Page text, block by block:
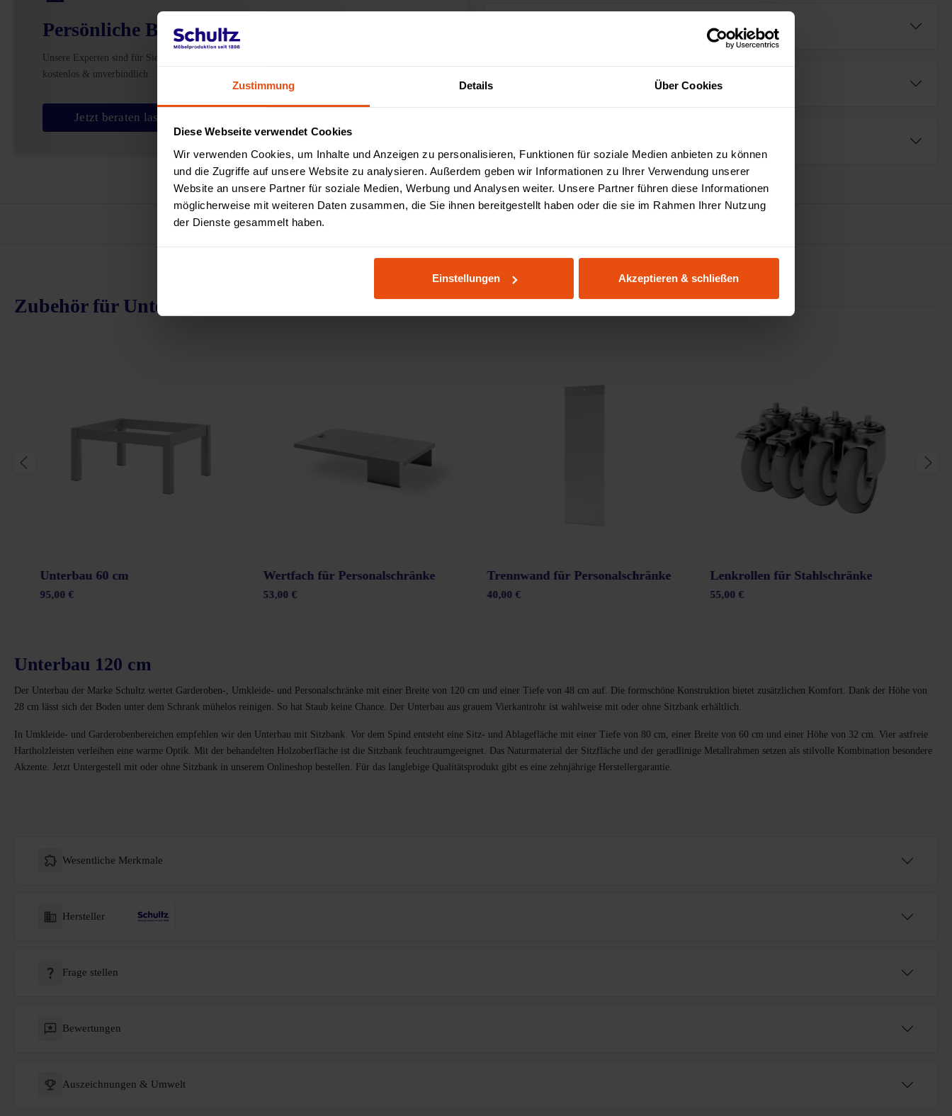
Zustimmung Details Über Cookies
Diese Webseite verwendet Cookies
Wir verwenden Cookies, um Inhalte und Anzeigen zu personalisieren, Funktionen für soziale Medien anbieten zu können
und die Zugriffe auf unsere Website zu analysieren. Außerdem geben wir Informationen zu Ihrer Verwendung unserer
Website an unsere Partner für soziale Medien, Werbung und Analysen weiter. Unsere Partner führen diese Informationen
möglicherweise mit weiteren Daten zusammen, die Sie ihnen bereitgestellt haben oder die sie im Rahmen Ihrer Nutzung
der Dienste gesammelt haben.
Einstellungen Akzeptieren & schließen
Persönliche Beratung
Unsere Experten sind für Sie da –
kostenlos & unverbindlich.
Jetzt beraten lassen
Augmented Reality verfügbar (AR⁺)
Vorteile
Zubehör für Unterbau 120 cm
Unterbau 60 cm
95,00 €
Wertfach für Personalschränke
53,00 €
Trennwand für Personalschränke
40,00 €
Lenkrollen für Stahlschränke
55,00 €
Unterbau 120 cm
Der Unterbau der Marke Schultz wertet Garderoben-, Umkleide- und Personalschränke mit einer Breite von 120 cm und einer Tiefe von 48 cm auf. Die formschöne Konstruktion bietet zusätzlichen Komfort. Dank der Höhe von
28 cm lässt sich der Boden unter dem Schrank mühelos reinigen. So hat Staub keine Chance. Der Unterbau aus grauem Vierkantrohr ist wahlweise mit oder ohne Sitzbank erhältlich.
In Umkleide- und Garderobenbereichen empfehlen wir den Unterbau mit Sitzbank. Vor dem Spind entsteht eine Sitz- und Ablagefläche mit einer Tiefe von 80 cm, einer Breite von 60 cm und einer Höhe von 32 cm. Vier astfreie
Hartholzleisten verleihen eine warme Optik. Mit der behandelten Holzoberfläche ist die Sitzbank feuchtraumgeeignet. Das Naturmaterial der Sitzfläche und der geradlinige Metallrahmen setzen als stilvolle Kombination besondere
Akzente. Jetzt Untergestell mit oder ohne Sitzbank in unserem Onlineshop bestellen. Für das langlebige Qualitätsprodukt gibt es eine zehnjährige Herstellergarantie.
Wesentliche Merkmale
Hersteller
Frage stellen
Bewertungen
Auszeichnungen & Umwelt